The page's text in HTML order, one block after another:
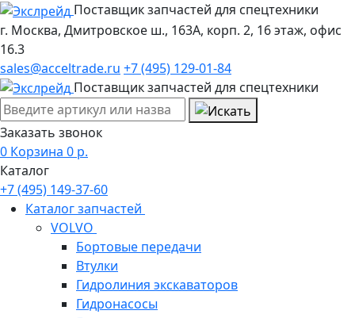
Поставщик запчастей для спецтехники
г. Москва, Дмитровское ш., 163А, корп. 2, 16 этаж, офис
16.3
sales@acceltrade.ru +7 (495) 129-01-84
Поставщик запчастей для спецтехники
Заказать звонок
0 Корзина 0 р.
Каталог
+7 (495) 149-37-60
Каталог запчастей
VOLVO
Бортовые передачи
Втулки
Гидролиния экскаваторов
Гидронасосы